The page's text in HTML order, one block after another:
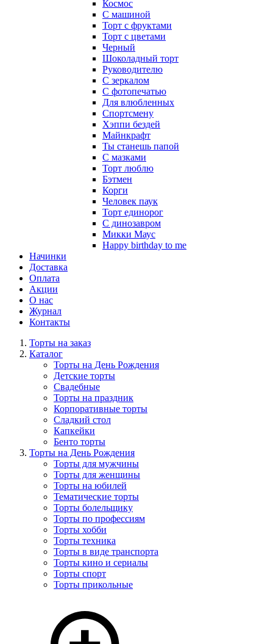
Космос
С машиной
Торт с фруктами
Торт с цветами
Черный
Шоколадный торт
Руководителю
С зеркалом
С фотопечатью
Для влюбленных
Спортсмену
Хэппи бездей
Майнкрафт
Ты станешь папой
С мазками
Торт люблю
Бэтмен
Корги
Человек паук
Торт единорог
С динозавром
Микки Маус
Happy birthday to me
Начинки
Доставка
Оплата
Акции
О нас
Журнал
Контакты
Торты на заказ
Каталог
Торты на День Рождения
Детские торты
Свадебные
Торты на праздник
Корпоративные торты
Сладкий стол
Капкейки
Бенто торты
Торты на День Рождения
Торты для мужчины
Торты для женщины
Торты на юбилей
Тематические торты
Торты болельщику
Торты по профессиям
Торты хобби
Торты техника
Торты в виде транспорта
Торты кино и сериалы
Торты спорт
Торты прикольные